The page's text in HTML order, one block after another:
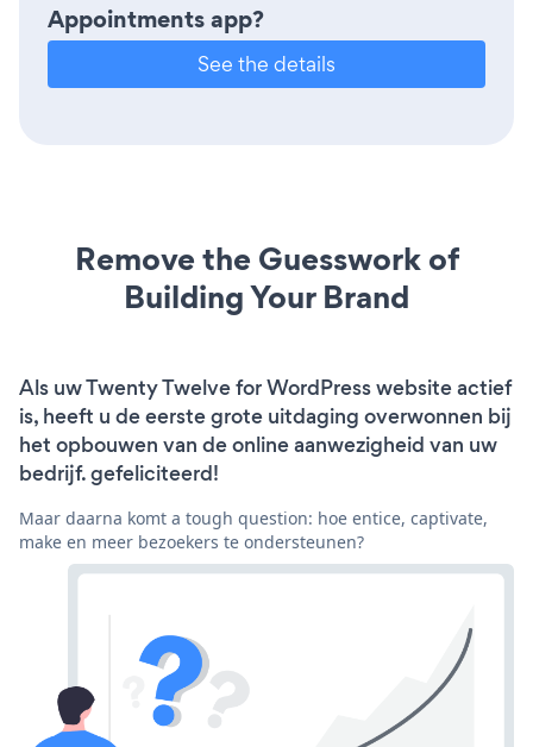
Appointments app?
See the details
Remove the Guesswork of
Building Your Brand
Als uw Twenty Twelve for WordPress website actief
is, heeft u de eerste grote uitdaging overwonnen bij
het opbouwen van de online aanwezigheid van uw
bedrijf. gefeliciteerd!
Maar daarna komt a tough question: hoe entice, captivate,
make en meer bezoekers te ondersteunen?